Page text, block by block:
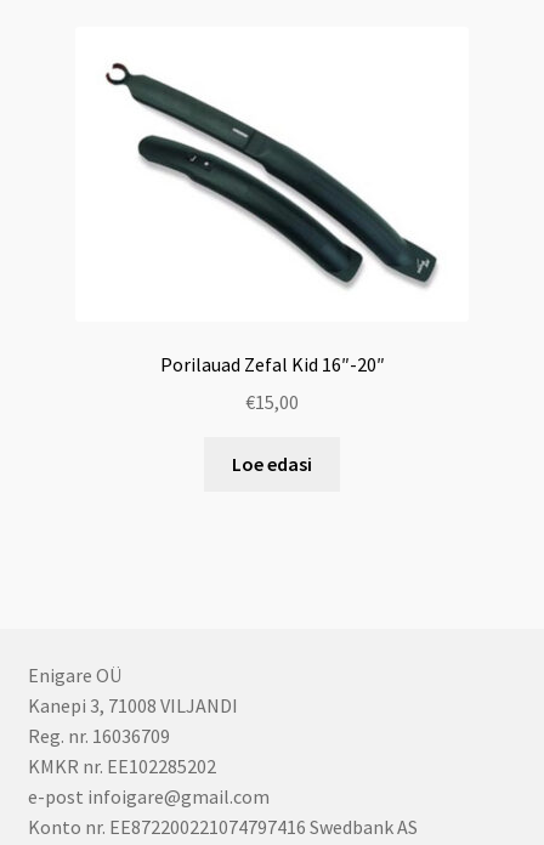
Porilauad Zefal Kid 16″-20″
€15,00
Loe edasi
Enigare OÜ
Kanepi 3, 71008 VILJANDI
Reg. nr. 16036709
KMKR nr. EE102285202
e-post infoigare@gmail.com
Konto nr. EE872200221074797416 Swedbank AS